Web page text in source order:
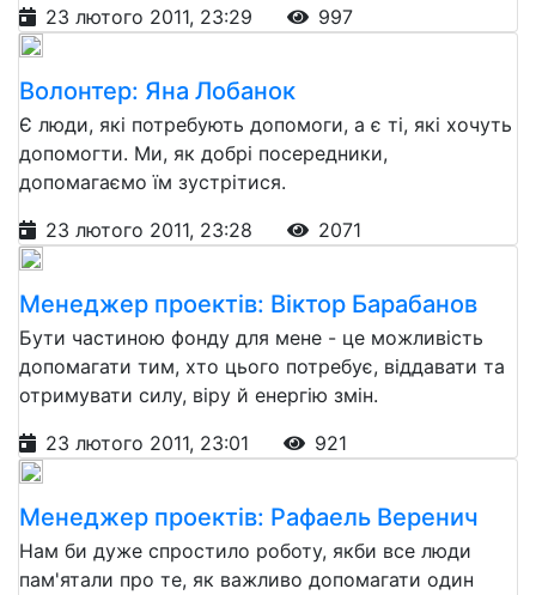
23 лютого 2011, 23:29
997
Волонтер: Яна Лобанок
Є люди, які потребують допомоги, а є ті, які хочуть
допомогти. Ми, як добрі посередники,
допомагаємо їм зустрітися.
23 лютого 2011, 23:28
2071
Менеджер проектів: Віктор Барабанов
Бути частиною фонду для мене - це можливість
допомагати тим, хто цього потребує, віддавати та
отримувати силу, віру й енергію змін.
23 лютого 2011, 23:01
921
Менеджер проектів: Рафаель Веренич
Нам би дуже спростило роботу, якби все люди
пам'ятали про те, як важливо допомагати один